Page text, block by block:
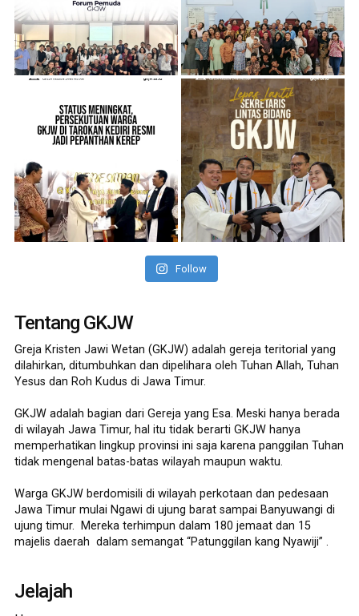
Follow
Tentang GKJW
Greja Kristen Jawi Wetan (GKJW) adalah gereja teritorial yang
dilahirkan, ditumbuhkan dan dipelihara oleh Tuhan Allah, Tuhan
Yesus dan Roh Kudus di Jawa Timur.
GKJW adalah bagian dari Gereja yang Esa. Meski hanya berada
di wilayah Jawa Timur, hal itu tidak berarti GKJW hanya
memperhatikan lingkup provinsi ini saja karena panggilan Tuhan
tidak mengenal batas-batas wilayah maupun waktu.
Warga GKJW berdomisili di wilayah perkotaan dan pedesaan
Jawa Timur mulai Ngawi di ujung barat sampai Banyuwangi di
ujung timur. Mereka terhimpun dalam 180 jemaat dan 15
majelis daerah dalam semangat “Patunggilan kang Nyawiji” .
Jelajah